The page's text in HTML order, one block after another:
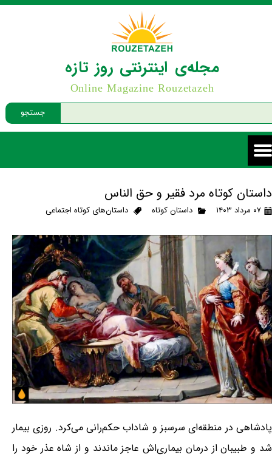
جستجو
مجله‌ی اینترنتی روز تازه
Online Magazine Rouzetazeh
داستان کوتاه مرد فقیر و حق الناس
۰۷ مرداد ۱۴۰۳ داستان کوتاه داستان‌های کوتاه اجتماعی
پادشاهی در منطقه‌ای سرسبز و شاداب حکم‌رانی می‌کرد. روزی بیمار
شد و طبیبان از درمان بیماری‌اش عاجز ماندند و از شاه عذر خود را